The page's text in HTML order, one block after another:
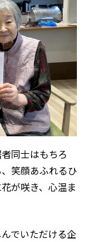
同士はもちろ
笑顔あふれるひ
が咲き、心温ま
でいただける企